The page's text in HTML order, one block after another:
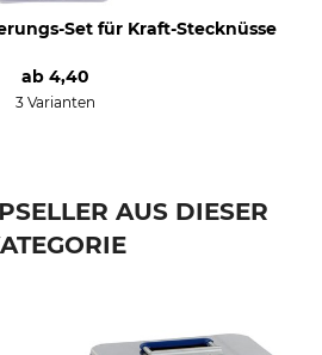
Set für Kraft-Stecknüsse
ab 4,40
3 Varianten
AUS DIESER